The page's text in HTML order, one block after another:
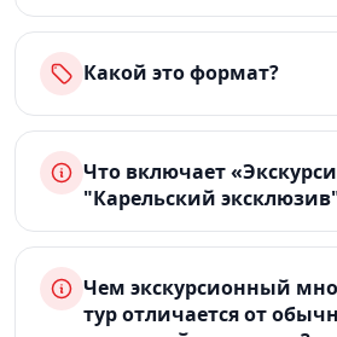
Какой это формат?
Что включает
"Карельский
Чем экскурсионный
тур отличается от